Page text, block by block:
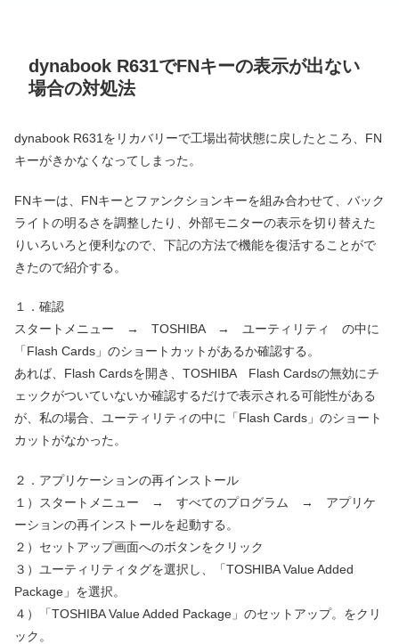
dynabook R631でFNキーの表示が出ない
場合の対処法
dynabook R631をリカバリーで工場出荷状態に戻したところ、FN
キーがきかなくなってしまった。
FNキーは、FNキーとファンクションキーを組み合わせて、バック
ライトの明るさを調整したり、外部モニターの表示を切り替えた
りいろいろと便利なので、下記の方法で機能を復活することがで
きたので紹介する。
１．確認
スタートメニュー → TOSHIBA → ユーティリティ の中に
「Flash Cards」のショートカットがあるか確認する。
あれば、Flash Cardsを開き、TOSHIBA Flash Cardsの無効にチ
ェックがついていないか確認するだけで表示される可能性がある
が、私の場合、ユーティリティの中に「Flash Cards」のショート
カットがなかった。
２．アプリケーションの再インストール
１）スタートメニュー → すべてのプログラム → アプリケ
ーションの再インストールを起動する。
２）セットアップ画面へのボタンをクリック
３）ユーティリティタグを選択し、「TOSHIBA Value Added
Package」を選択。
４）「TOSHIBA Value Added Package」のセットアップ。をクリ
ック。